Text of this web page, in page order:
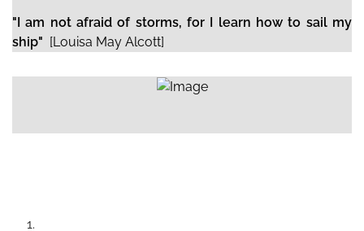
"I am not afraid of storms, for I learn how to sail my
ship" [Louisa May Alcott]